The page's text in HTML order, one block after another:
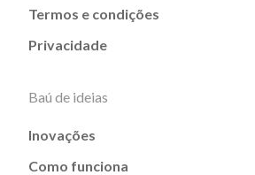
Termos e condições
Privacidade
Baú de ideias
Inovações
Como funciona